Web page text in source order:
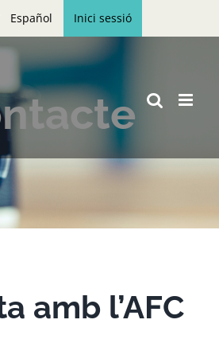
Español Inici sessió
amb l’AFC